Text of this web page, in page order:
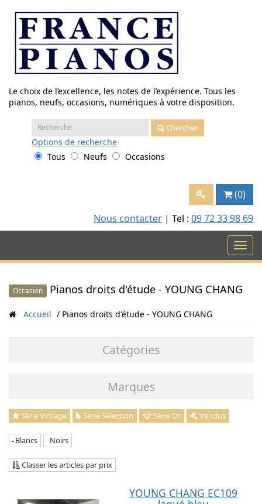
contenu
Le choix de l’excellence, les notes de l’expérience. Tous les
pianos, neufs, occasions, numériques à votre disposition.
Recherche
:
Chercher
Options de recherche
Tous
Neufs Occasions
(0)
Nous contacter | Tel : 09 72 33 98 69
Occasion Pianos droits d'étude - YOUNG CHANG
Accueil Pianos droits d'étude - YOUNG CHANG
Catégories
Marques
Série Vintage Série Sélection Série Or Vendus
Blancs Noirs
Classer les articles par prix
YOUNG CHANG EC109